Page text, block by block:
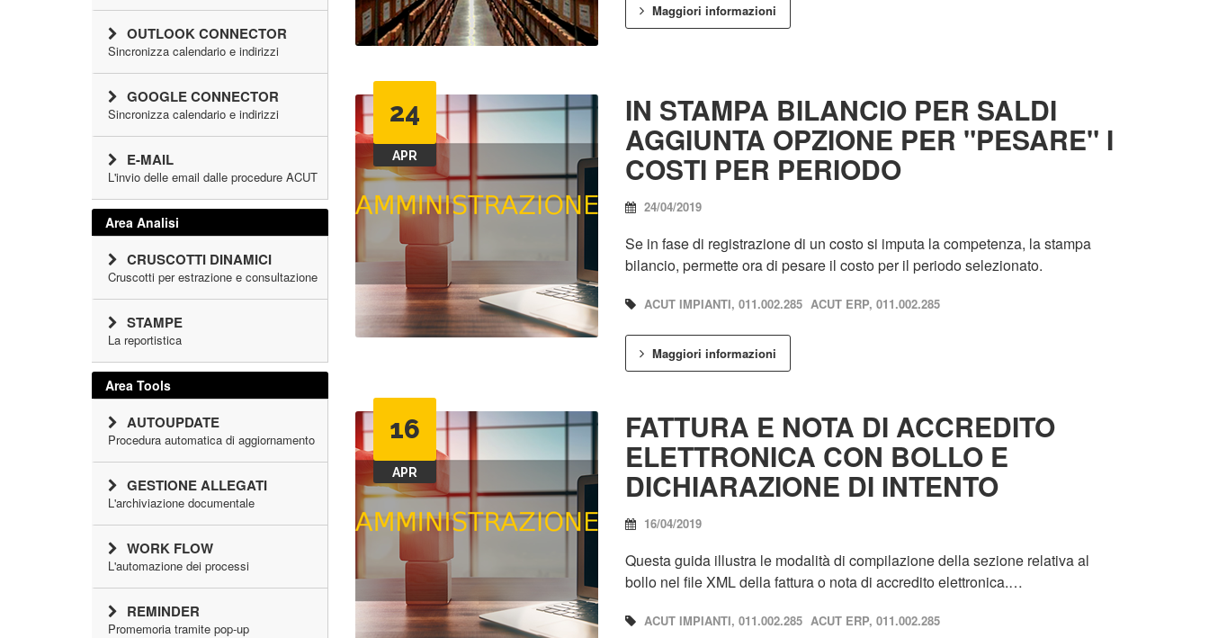
Maggiori informazioni
24
APR
IN STAMPA BILANCIO PER SALDI
AGGIUNTA OPZIONE PER "PESARE" I
COSTI PER PERIODO
24/04/2019
Se in fase di registrazione di un costo si imputa la competenza, la stampa
bilancio, permette ora di pesare il costo per il periodo selezionato.
ACUT IMPIANTI, 011.002.285 ACUT ERP, 011.002.285
Maggiori informazioni
16
APR
FATTURA E NOTA DI ACCREDITO
ELETTRONICA CON BOLLO E
DICHIARAZIONE DI INTENTO
16/04/2019
Questa guida illustra le modalità di compilazione della sezione relativa al
bollo nel file XML della fattura o nota di accredito elettronica.…
ACUT IMPIANTI, 011.002.285 ACUT ERP, 011.002.285
OUTLOOK CONNECTOR
Sincronizza calendario e indirizzi
GOOGLE CONNECTOR
Sincronizza calendario e indirizzi
E-MAIL
L'invio delle email dalle procedure ACUT
Area Analisi
CRUSCOTTI DINAMICI
Cruscotti per estrazione e consultazione
STAMPE
La reportistica
Area Tools
AUTOUPDATE
Procedura automatica di aggiornamento
GESTIONE ALLEGATI
L'archiviazione documentale
WORK FLOW
L'automazione dei processi
REMINDER
Promemoria tramite pop-up